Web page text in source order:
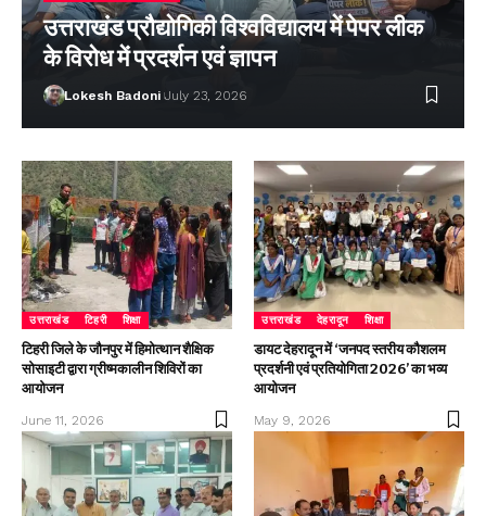
उत्तराखंड प्रौद्योगिकी विश्वविद्यालय में पेपर लीक
के विरोध में प्रदर्शन एवं ज्ञापन
Lokesh Badoni July 23, 2026
उत्तराखंड टिहरी शिक्षा
टिहरी जिले के जौनपुर में हिमोत्थान शैक्षिक
सोसाइटी द्वारा ग्रीष्मकालीन शिविरों का
आयोजन
June 11, 2026
उत्तराखंड देहरादून शिक्षा
डायट देहरादून में ‘जनपद स्तरीय कौशलम
प्रदर्शनी एवं प्रतियोगिता 2026’ का भव्य
आयोजन
May 9, 2026